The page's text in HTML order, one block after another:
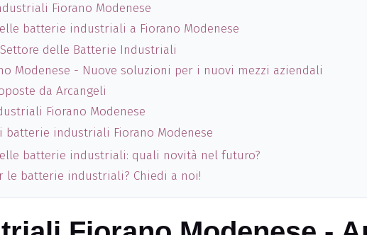
Fiorano Modenese
batterie industriali a Fiorano Modenese
delle Batterie Industriali
Modenese - Nuove soluzioni per i nuovi mezzi aziendali
da Arcangeli
Fiorano Modenese
industriali Fiorano Modenese
batterie industriali: quali novità nel futuro?
le batterie industriali? Chiedi a noi!